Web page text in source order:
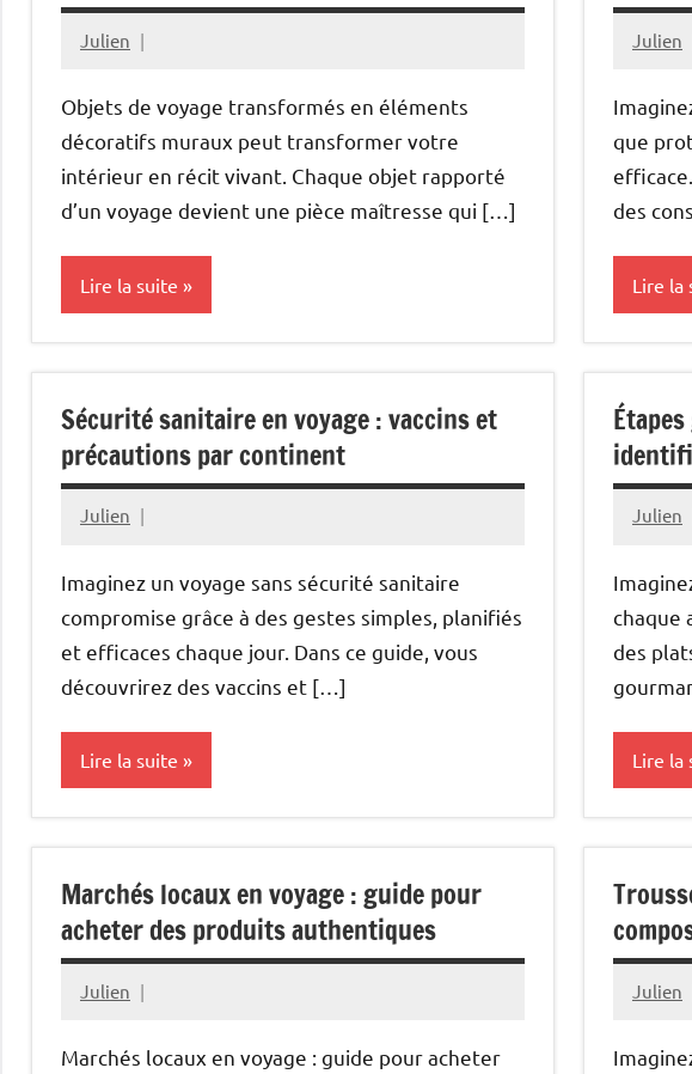
décembre
2025
Julien
Objets de voyage transformés en éléments
décoratifs muraux peut transformer votre
intérieur en récit vivant. Chaque objet rapporté
d’un voyage devient une pièce maîtresse qui […]
Lire la suite
2025
Julien
que
des
Lire la
Sécurité sanitaire en voyage : vaccins et
précautions par continent
décembre
2025
Julien
Imaginez un voyage sans sécurité sanitaire
compromise grâce à des gestes simples, planifiés
et efficaces chaque jour. Dans ce guide, vous
découvrirez des vaccins et […]
Lire la suite
2025
Julien
chaque
des
Lire la
Marchés locaux en voyage : guide pour
acheter des produits authentiques
décembre
2025
Julien
Marchés locaux en voyage : guide pour acheter
2025
Julien